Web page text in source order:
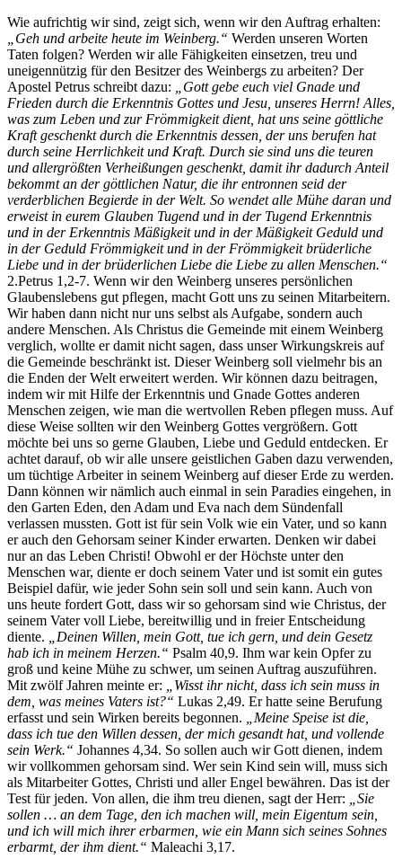
Wie aufrichtig wir sind, zeigt sich, wenn wir den Auftrag erhalten:
„Geh und arbeite heute im Weinberg.“ Werden unseren Worten
Taten folgen? Werden wir alle Fähigkeiten einsetzen, treu und
uneigennützig für den Besitzer des Weinbergs zu arbeiten? Der
Apostel Petrus schreibt dazu:
„Gott gebe euch viel Gnade und
Frieden durch die Erkenntnis Gottes und Jesu, unseres Herrn! Alles,
was zum Leben und zur Frömmigkeit dient, hat uns seine göttliche
Kraft geschenkt durch die Erkenntnis dessen, der uns berufen hat
durch seine Herrlichkeit und Kraft. Durch sie sind uns die teuren
und allergrößten Verheißungen geschenkt, damit ihr dadurch Anteil
bekommt an der göttlichen Natur, die ihr entronnen seid der
verderblichen Begierde in der Welt. So wendet alle Mühe daran und
erweist in eurem Glauben Tugend und in der Tugend Erkenntnis
und in der Erkenntnis Mäßigkeit und in der Mäßigkeit Geduld und
in der Geduld Frömmigkeit und in der Frömmigkeit brüderliche
Liebe und in der brüderlichen Liebe die Liebe zu allen Menschen.“
2.Petrus 1,2-7. Wenn wir den Weinberg unseres persönlichen
Glaubenslebens gut pflegen, macht Gott uns zu seinen Mitarbeitern.
Wir haben dann nicht nur uns selbst als Aufgabe, sondern auch
andere Menschen. Als Christus die Gemeinde mit einem Weinberg
verglich, wollte er damit nicht sagen, dass unser Wirkungskreis auf
die Gemeinde beschränkt ist. Dieser Weinberg soll vielmehr bis an
die Enden der Welt erweitert werden. Wir können dazu beitragen,
indem wir mit Hilfe der Erkenntnis und Gnade Gottes anderen
Menschen zeigen, wie man die wertvollen Reben pflegen muss. Auf
diese Weise sollten wir den Weinberg Gottes vergrößern. Gott
möchte bei uns so gerne Glauben, Liebe und Geduld entdecken. Er
achtet darauf, ob wir alle unsere geistlichen Gaben dazu verwenden,
um tüchtige Arbeiter in seinem Weinberg auf dieser Erde zu werden.
Dann können wir nämlich auch einmal in sein Paradies eingehen, in
den Garten Eden, den Adam und Eva nach dem Sündenfall
verlassen mussten. Gott ist für sein Volk wie ein Vater, und so kann
er auch den Gehorsam seiner Kinder erwarten. Denken wir dabei
nur an das Leben Christi! Obwohl er der Höchste unter den
Menschen war, diente er doch seinem Vater und ist somit ein gutes
Beispiel dafür, wie jeder Sohn sein soll und sein kann. Auch von
uns heute fordert Gott, dass wir so gehorsam sind wie Christus, der
seinem Vater voll Liebe, bereitwillig und in freier Entscheidung
diente.
„Deinen Willen, mein Gott, tue ich gern, und dein Gesetz
hab ich in meinem Herzen.“ Psalm 40,9. Ihm war kein Opfer zu
groß und keine Mühe zu schwer, um seinen Auftrag auszuführen.
Mit zwölf Jahren meinte er:
„Wisst ihr nicht, dass ich sein muss in
dem, was meines Vaters ist?“ Lukas 2,49. Er hatte seine Berufung
erfasst und sein Wirken bereits begonnen.
„Meine Speise ist die,
dass ich tue den Willen dessen, der mich gesandt hat, und vollende
sein Werk.“ Johannes 4,34. So sollen auch wir Gott dienen, indem
wir vollkommen gehorsam sind. Wer sein Kind sein will, muss sich
als Mitarbeiter Gottes, Christi und aller Engel bewähren. Das ist der
Test für jeden. Von allen, die ihm treu dienen, sagt der Herr:
„Sie
sollen … an dem Tage, den ich machen will, mein Eigentum sein,
und ich will mich ihrer erbarmen, wie ein Mann sich seines Sohnes
erbarmt, der ihm dient.“ Maleachi 3,17.